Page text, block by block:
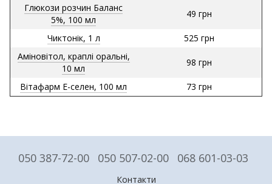
Глюкози розчин Баланс
5%, 100 мл
49 грн
Чиктонік, 1 л
525 грн
Аміновітол, краплі оральні,
10 мл
98 грн
Вітафарм Е-селен, 100 мл 73 грн
050 387-72-00 050 507-02-00 068 601-03-03
Контакти